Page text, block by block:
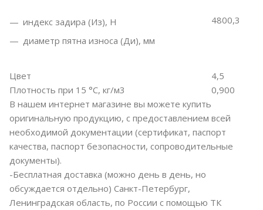
индекс задира (Из), Н
диаметр пятна износа (Ди), мм
4800,3
Цвет
4,5
Плотность при 15 °С, кг/м3
0,900
В нашем интернет магазине вы можете купить
оригинальную продукцию, с предоставлением всей
необходимой документации (сертификат, паспорт
качества, паспорт безопасности, сопроводительные
документы).
-Бесплатная доставка (можно день в день, но
обсуждается отдельно) Санкт-Петербург,
Ленинградская область, по России с помощью ТК